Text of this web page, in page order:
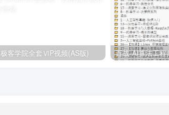
极客学院全套ⅥP视频(AS版)